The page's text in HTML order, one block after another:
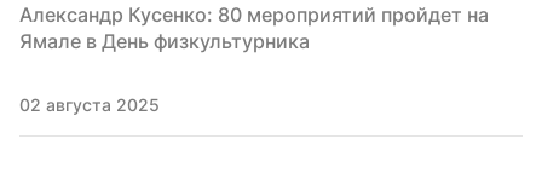
Александр Кусенко: 80 мероприятий пройдет на
Ямале в День физкультурника
02 августа 2025